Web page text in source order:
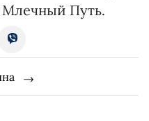
Млечный Путь.